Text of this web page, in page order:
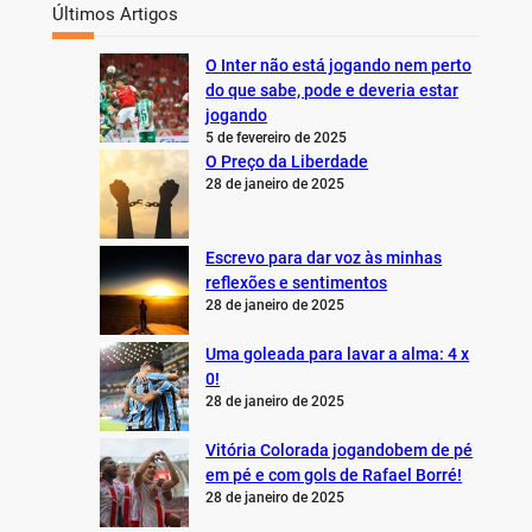
Últimos Artigos
O Inter não está jogando nem perto
do que sabe, pode e deveria estar
jogando
5 de fevereiro de 2025
O Preço da Liberdade
28 de janeiro de 2025
Escrevo para dar voz às minhas
reflexões e sentimentos
28 de janeiro de 2025
Uma goleada para lavar a alma: 4 x
0!
28 de janeiro de 2025
Vitória Colorada jogandobem de pé
em pé e com gols de Rafael Borré!
28 de janeiro de 2025